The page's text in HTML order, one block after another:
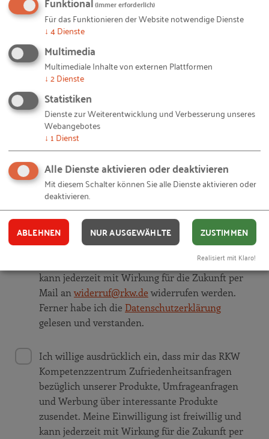
E-MAIL
BESTELLEN ALS
Ich akzeptiere dieNutzungsbedingungen.
Ja, ich stimme zu, dass das RKW
Kompetenzzentrum meine persönlichen Daten
für die Abwicklung der Bestellung sowie zur
Erzeugung eines kostenlosen Nutzendenkontos
verwendet. Meine Einwilligung ist freiwillig und
kann jederzeit mit Wirkung für die Zukunft per
Mail an widerruf@rkw.de widerrufen werden.
Ferner habe ich die Datenschutzerklärung
gelesen und verstanden.
Ich willige ausdrücklich ein, dass mir das RKW
Kompetenzzentrum Zufriedenheitsanfragen
bezüglich unserer Produkte, Umfrageanfragen
und Werbung über interessante Produkte
zusendet. Meine Einwilligung ist freiwillig und
kann jederzeit mit Wirkung für die Zukunft per
(immer erforderlich)
Für das Funktionieren der Website notwendige Dienste
↓ 4Dienste
Multimedia
Multimediale Inhalte von externen Plattformen
↓ 2Dienste
Statistiken
Dienste zur Weiterentwicklung und Verbesserung unseres
Webangebotes
↓ 1 Dienst
Alle Dienste aktivieren oder deaktivieren
Mit diesem Schalter können Sie alle Dienste aktivieren oder
deaktivieren.
ABLEHNEN NUR AUSGEWÄHLTE ZUSTIMMEN
Realisiert mit Klaro!